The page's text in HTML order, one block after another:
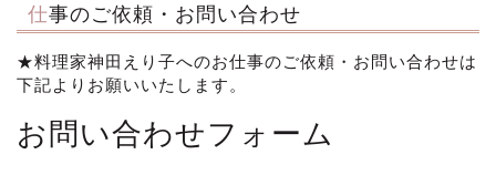
仕事のご依頼・お問い合わせ
★料理家神田えり子へのお仕事のご依頼・お問い合わせは
下記よりお願いいたします。
お問い合わせフォーム